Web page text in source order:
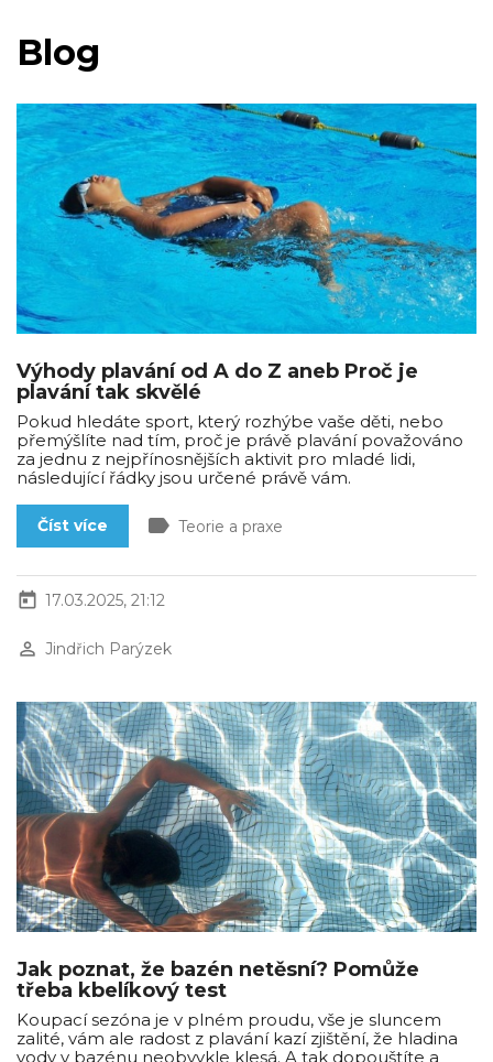
Blog
Výhody plavání od A do Z aneb Proč je
plavání tak skvělé
Pokud hledáte sport, který rozhýbe vaše děti, nebo
přemýšlíte nad tím, proč je právě plavání považováno
za jednu z nejpřínosnějších aktivit pro mladé lidi,
následující řádky jsou určené právě vám.
Číst více label Teorie a praxe
today 17.03.2025, 21:12
perm_identity Jindřich Parýzek
Jak poznat, že bazén netěsní? Pomůže
třeba kbelíkový test
Koupací sezóna je v plném proudu, vše je sluncem
zalité, vám ale radost z plavání kazí zjištění, že hladina
vody v bazénu neobvykle klesá. A tak dopouštíte a